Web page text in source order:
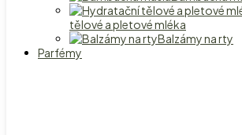
tělové a pletové mléka
Balzámy na rty
Parfémy